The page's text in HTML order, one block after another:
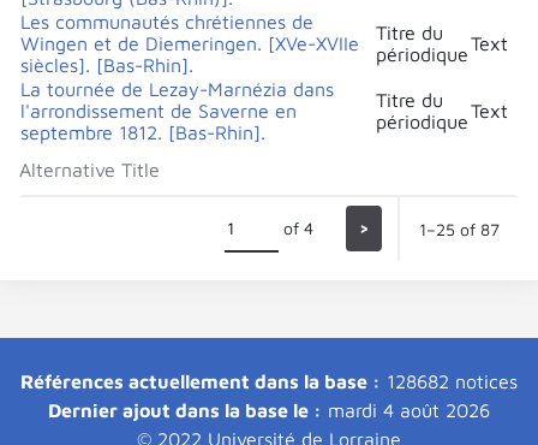
Alternative Title
Les communautés chrétiennes de
Wingen et de Diemeringen. [XVe-XVIIe
siècles]. [Bas-Rhin].
Titre du
périodiqueText
La tournée de Lezay-Marnézia dans
l'arrondissement de Saverne en
septembre 1812. [Bas-Rhin].
Titre du
périodiqueText
of 4 > 1–25 of 87
Références actuellement dans la base : 128682 notices
Dernier ajout dans la base le : mardi 4 août 2026
© 2022 Université de Lorraine